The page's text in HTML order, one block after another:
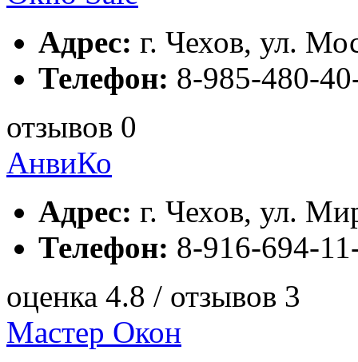
Адрес: г. Чехов, ул.
Телефон: 8-985-480-
отзывов 0
АнвиКо
Адрес: г. Чехов, ул.
Телефон: 8-916-694-
оценка 4.8 / отзывов 3
Мастер Окон